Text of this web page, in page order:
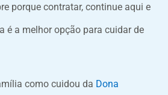
porque contratar, continue aqui e
é a melhor opção para cuidar de
como cuidou da Dona